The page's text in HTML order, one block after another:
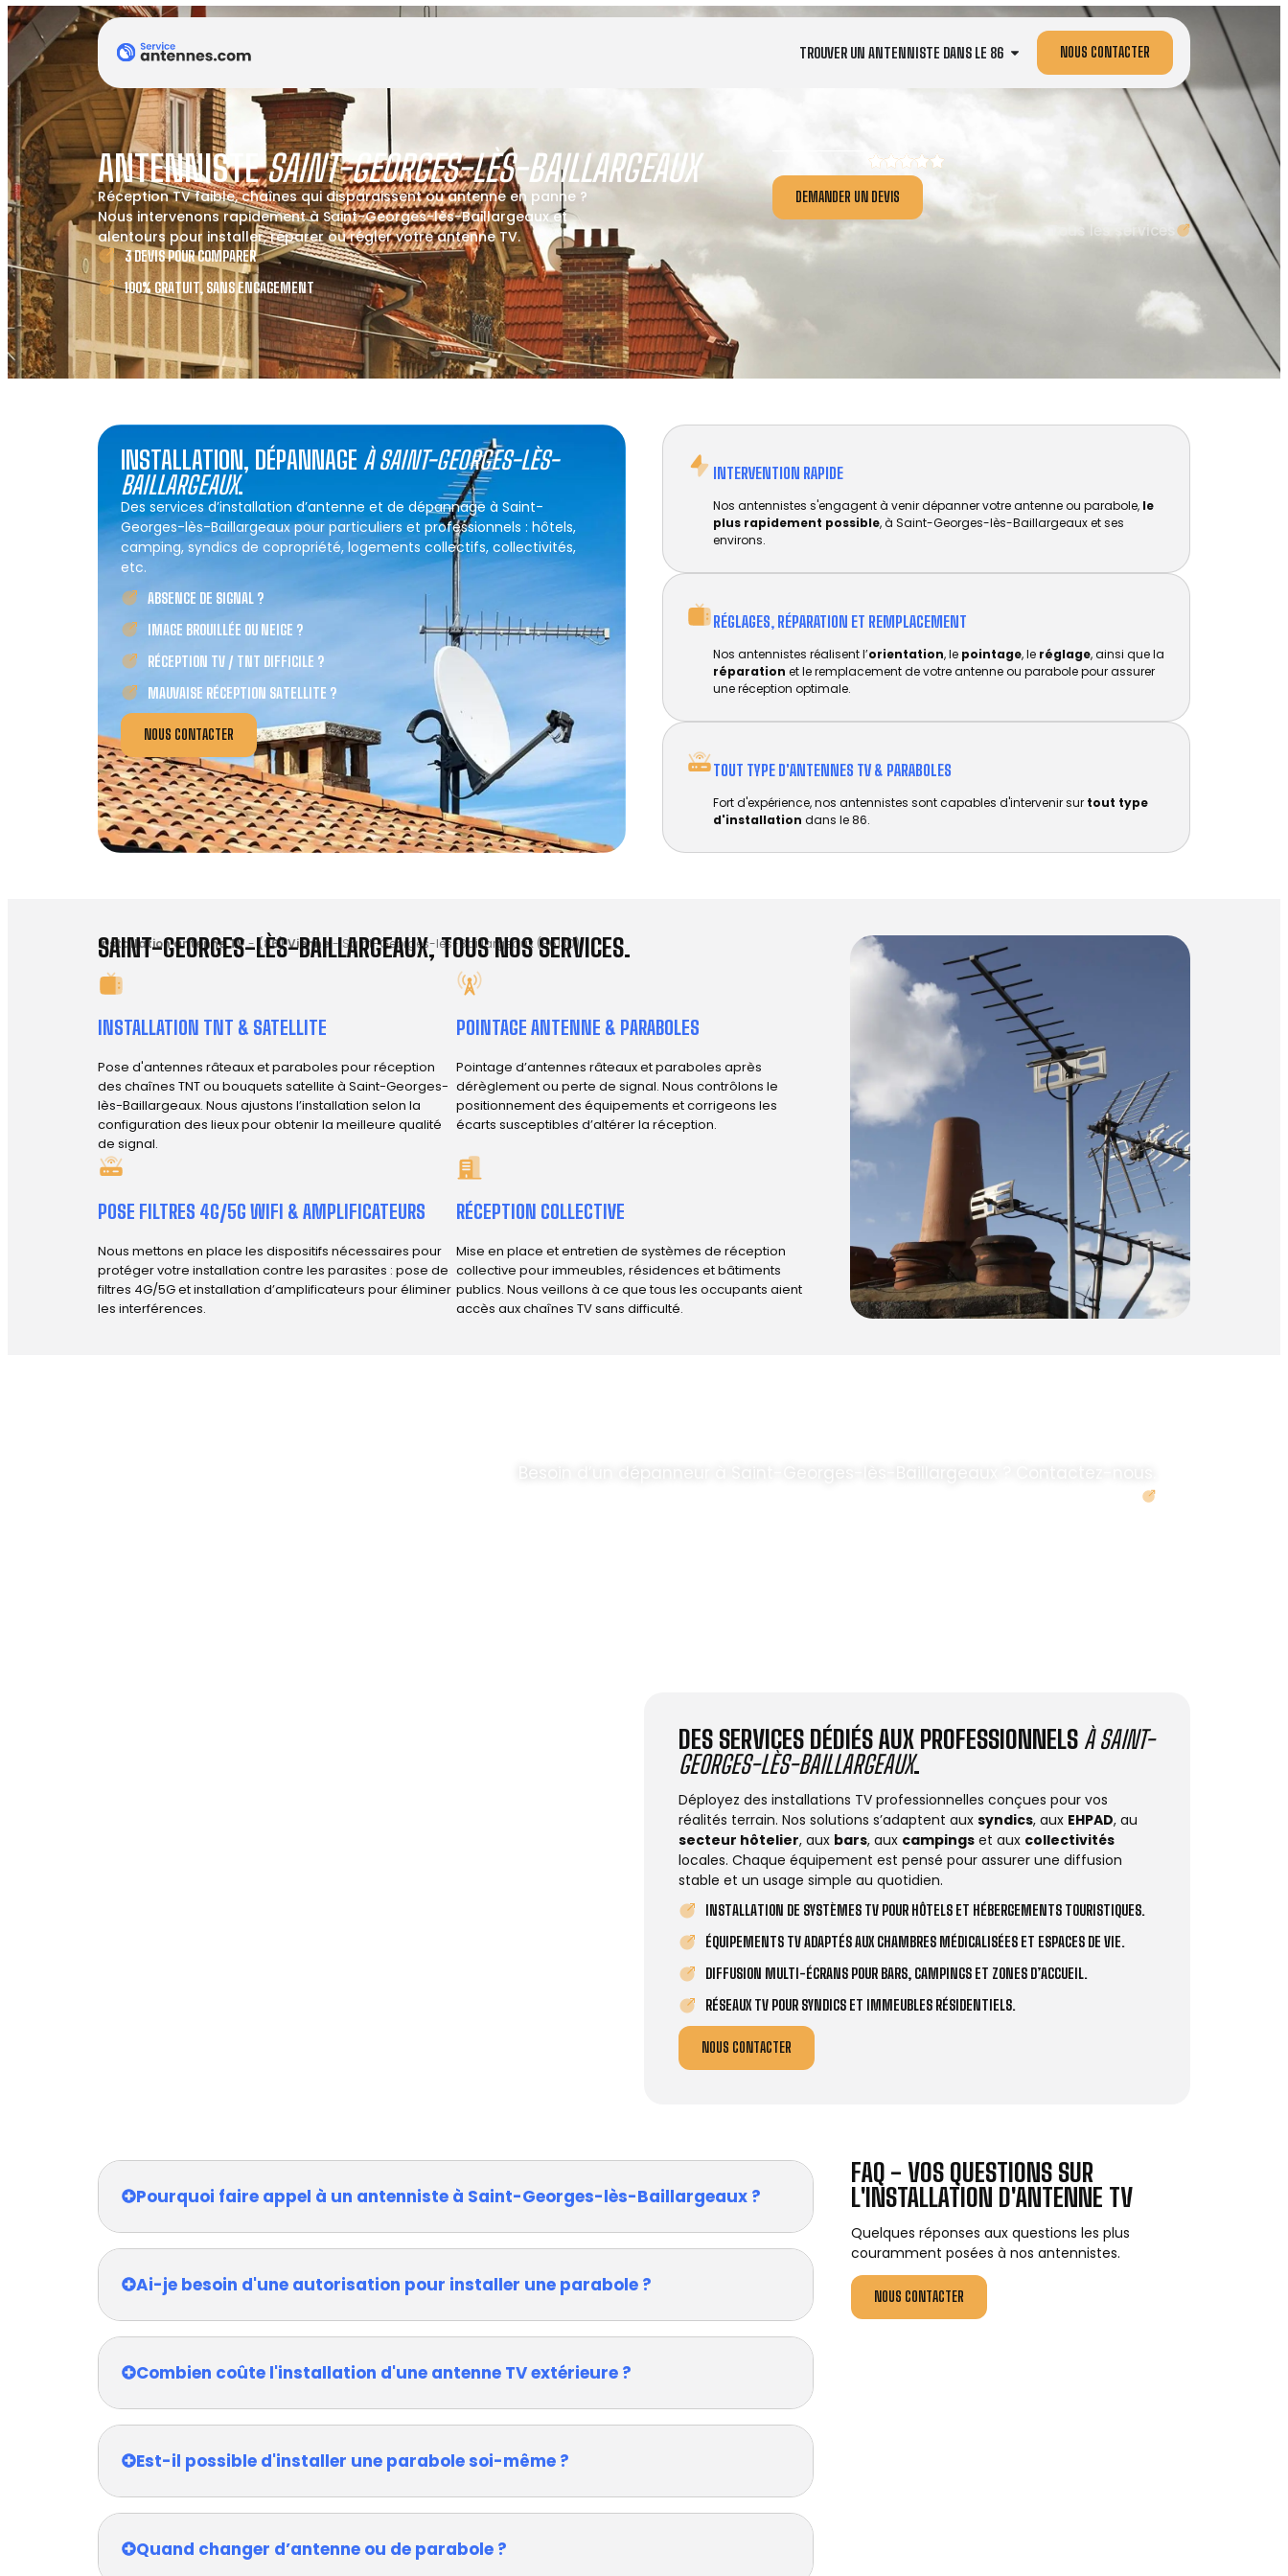
TROUVER UN ANTENNISTE DANS LE 86 NOUS CONTACTER
ANTENNISTESAINT-GEORGES-LÈS-BAILLARGEAUX
Réception TV faible, chaînes qui disparaissent ou antenne en panne ?
Nous intervenons rapidement à Saint-Georges-lès-Baillargeaux et
alentours pour installer, réparer ou régler votre antenne TV.
3 DEVIS POUR COMPARER
100% GRATUIT, SANS ENGAGEMENT
DEMANDER UN DEVIS
Tous les services
INSTALLATION, DÉPANNAGE À SAINT-GEORGES-LÈS-
BAILLARGEAUX.
Des services d’installation d’antenne et de dépannage à Saint-
Georges-lès-Baillargeaux pour particuliers et professionnels : hôtels,
camping, syndics de copropriété, logements collectifs, collectivités,
etc.
ABSENCE DE SIGNAL ?
IMAGE BROUILLÉE OU NEIGE ?
RÉCEPTION TV / TNT DIFFICILE ?
MAUVAISE RÉCEPTION SATELLITE ?
NOUS CONTACTER
INTERVENTION RAPIDE
Nos antennistes s'engagent à venir dépanner votre antenne ou parabole, le
plus rapidement possible, à Saint-Georges-lès-Baillargeaux et ses
environs.
RÉGLAGES, RÉPARATION ET REMPLACEMENT​
Nos antennistes réalisent l’orientation, le pointage, le réglage, ainsi que la
réparation et le remplacement de votre antenne ou parabole pour assurer
une réception optimale.
TOUT TYPE D'ANTENNES TV & PARABOLES
Fort d'expérience, nos antennistes sont capables d'intervenir sur tout type
d'installation dans le 86.
Installation antenne TV- (86) Vienne - Saint-Georges-lès-Baillargeaux (86130)
SAINT-GEORGES-LÈS-BAILLARGEAUX, TOUS NOS SERVICES.
INSTALLATION TNT & SATELLITE
Pose d'antennes râteaux et paraboles pour réception
des chaînes TNT ou bouquets satellite à Saint-Georges-
lès-Baillargeaux. Nous ajustons l’installation selon la
configuration des lieux pour obtenir la meilleure qualité
de signal.
POINTAGE ANTENNE & PARABOLES
Pointage d’antennes râteaux et paraboles après
dérèglement ou perte de signal. Nous contrôlons le
positionnement des équipements et corrigeons les
écarts susceptibles d’altérer la réception.
POSE FILTRES 4G/5G WIFI & AMPLIFICATEURS
Nous mettons en place les dispositifs nécessaires pour
protéger votre installation contre les parasites : pose de
filtres 4G/5G et installation d’amplificateurs pour éliminer
les interférences.
RÉCEPTION COLLECTIVE
Mise en place et entretien de systèmes de réception
collective pour immeubles, résidences et bâtiments
publics. Nous veillons à ce que tous les occupants aient
accès aux chaînes TV sans difficulté.
Besoin d’un dépanneur à Saint-Georges-lès-Baillargeaux ? Contactez-nous.
DES SERVICES DÉDIÉS AUX PROFESSIONNELS À SAINT-
GEORGES-LÈS-BAILLARGEAUX.
Déployez des installations TV professionnelles conçues pour vos
réalités terrain. Nos solutions s’adaptent aux syndics, aux EHPAD, au
secteur hôtelier, aux bars, aux campings et aux collectivités
locales. Chaque équipement est pensé pour assurer une diffusion
stable et un usage simple au quotidien.
INSTALLATION DE SYSTÈMES TV POUR HÔTELS ET HÉBERGEMENTS TOURISTIQUES.
ÉQUIPEMENTS TV ADAPTÉS AUX CHAMBRES MÉDICALISÉES ET ESPACES DE VIE.
DIFFUSION MULTI-ÉCRANS POUR BARS, CAMPINGS ET ZONES D’ACCUEIL.
RÉSEAUX TV POUR SYNDICS ET IMMEUBLES RÉSIDENTIELS.
NOUS CONTACTER
FAQ - VOS QUESTIONS SUR
L'INSTALLATION D'ANTENNE TV
Quelques réponses aux questions les plus
couramment posées à nos antennistes.
NOUS CONTACTER
Pourquoi faire appel à un antenniste à Saint-Georges-lès-Baillargeaux ?
Ai-je besoin d'une autorisation pour installer une parabole ?
Combien coûte l'installation d'une antenne TV extérieure ?
Est-il possible d'installer une parabole soi-même ?
Quand changer d’antenne ou de parabole ?